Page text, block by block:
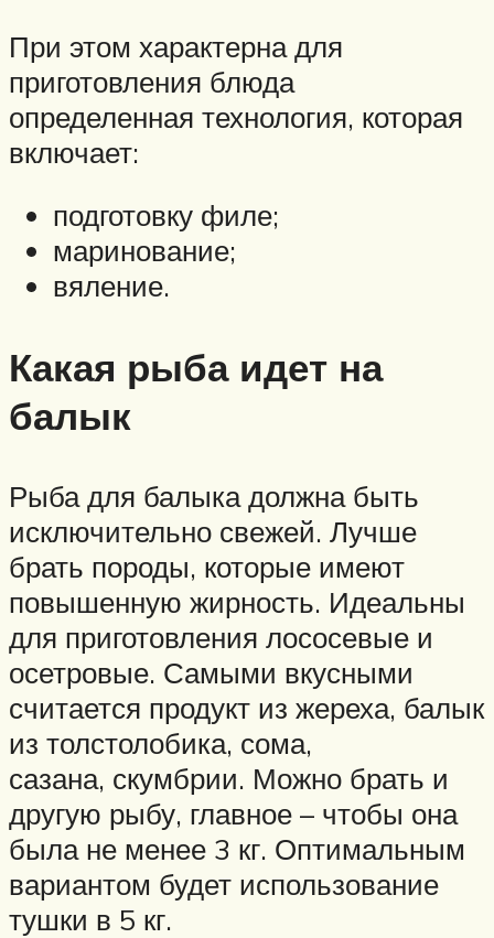
При этом характерна для
приготовления блюда
определенная технология, которая
включает:
подготовку филе;
маринование;
вяление.
Какая рыба идет на
балык
Рыба для балыка должна быть
исключительно свежей. Лучше
брать породы, которые имеют
повышенную жирность. Идеальны
для приготовления лососевые и
осетровые. Самыми вкусными
считается продукт из жереха, балык
из толстолобика, сома,
сазана, скумбрии. Можно брать и
другую рыбу, главное – чтобы она
была не менее 3 кг. Оптимальным
вариантом будет использование
тушки в 5 кг.